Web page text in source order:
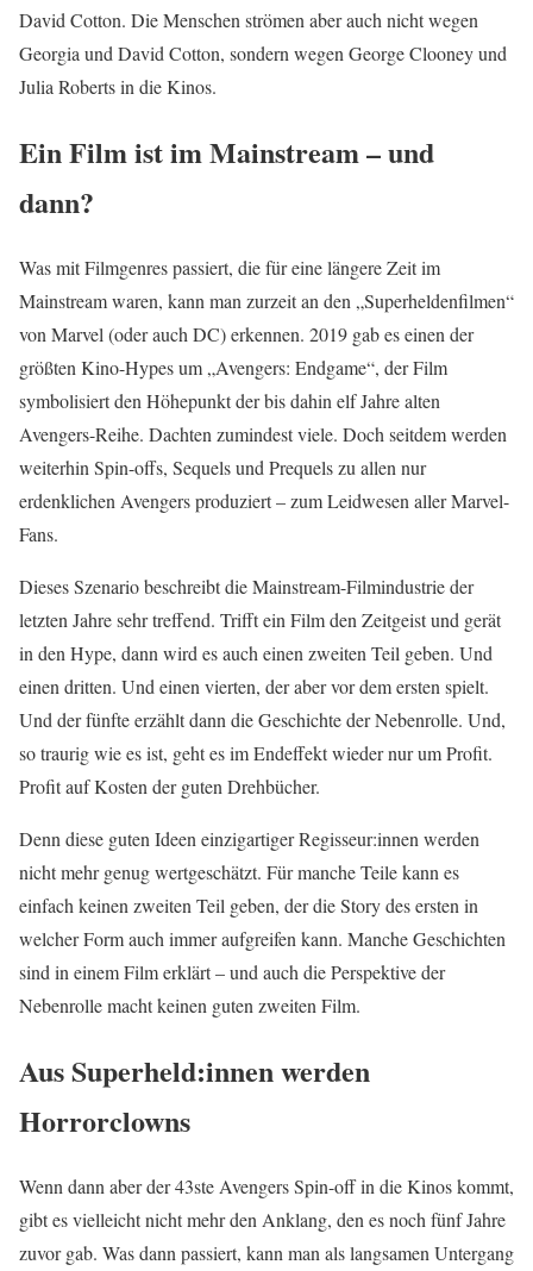
David Cotton. Die Menschen strömen aber auch nicht wegen
Georgia und David Cotton, sondern wegen George Clooney und
Julia Roberts in die Kinos.
Ein Film ist im Mainstream – und
dann?
Was mit Filmgenres passiert, die für eine längere Zeit im
Mainstream waren, kann man zurzeit an den „Superheldenfilmen“
von Marvel (oder auch DC) erkennen. 2019 gab es einen der
größten Kino-Hypes um „Avengers: Endgame“, der Film
symbolisiert den Höhepunkt der bis dahin elf Jahre alten
Avengers-Reihe. Dachten zumindest viele. Doch seitdem werden
weiterhin Spin-offs, Sequels und Prequels zu allen nur
erdenklichen Avengers produziert – zum Leidwesen aller Marvel-
Fans.
Dieses Szenario beschreibt die Mainstream-Filmindustrie der
letzten Jahre sehr treffend. Trifft ein Film den Zeitgeist und gerät
in den Hype, dann wird es auch einen zweiten Teil geben. Und
einen dritten. Und einen vierten, der aber vor dem ersten spielt.
Und der fünfte erzählt dann die Geschichte der Nebenrolle. Und,
so traurig wie es ist, geht es im Endeffekt wieder nur um Profit.
Profit auf Kosten der guten Drehbücher.
Denn diese guten Ideen einzigartiger Regisseur:innen werden
nicht mehr genug wertgeschätzt. Für manche Teile kann es
einfach keinen zweiten Teil geben, der die Story des ersten in
welcher Form auch immer aufgreifen kann. Manche Geschichten
sind in einem Film erklärt – und auch die Perspektive der
Nebenrolle macht keinen guten zweiten Film.
Aus Superheld:innen werden
Horrorclowns
Wenn dann aber der 43ste Avengers Spin-off in die Kinos kommt,
gibt es vielleicht nicht mehr den Anklang, den es noch fünf Jahre
zuvor gab. Was dann passiert, kann man als langsamen Untergang